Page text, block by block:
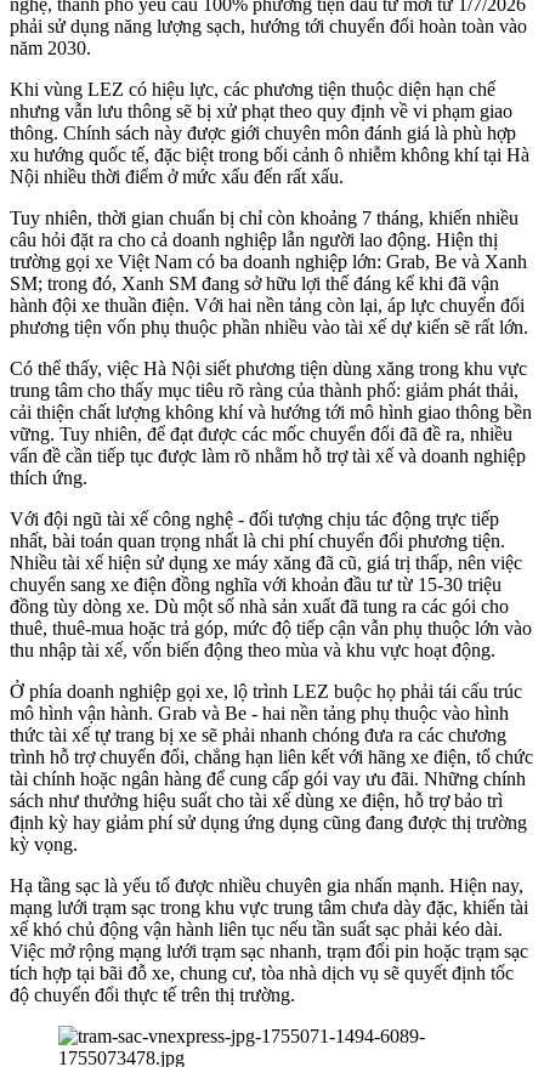
phải sử dụng năng lượng sạch, hướng tới chuyển đổi hoàn toàn vào
năm 2030.
Khi vùng LEZ có hiệu lực, các phương tiện thuộc diện hạn chế
nhưng vẫn lưu thông sẽ bị xử phạt theo quy định về vi phạm giao
thông. Chính sách này được giới chuyên môn đánh giá là phù hợp
xu hướng quốc tế, đặc biệt trong bối cảnh ô nhiễm không khí tại Hà
Nội nhiều thời điểm ở mức xấu đến rất xấu.
Tuy nhiên, thời gian chuẩn bị chỉ còn khoảng 7 tháng, khiến nhiều
câu hỏi đặt ra cho cả doanh nghiệp lẫn người lao động. Hiện thị
trường gọi xe Việt Nam có ba doanh nghiệp lớn: Grab, Be và Xanh
SM; trong đó, Xanh SM đang sở hữu lợi thế đáng kể khi đã vận
hành đội xe thuần điện. Với hai nền tảng còn lại, áp lực chuyển đổi
phương tiện vốn phụ thuộc phần nhiều vào tài xế dự kiến sẽ rất lớn.
Có thể thấy, việc Hà Nội siết phương tiện dùng xăng trong khu vực
trung tâm cho thấy mục tiêu rõ ràng của thành phố: giảm phát thải,
cải thiện chất lượng không khí và hướng tới mô hình giao thông bền
vững. Tuy nhiên, để đạt được các mốc chuyển đổi đã đề ra, nhiều
vấn đề cần tiếp tục được làm rõ nhằm hỗ trợ tài xế và doanh nghiệp
thích ứng.
Với đội ngũ tài xế công nghệ - đối tượng chịu tác động trực tiếp
nhất, bài toán quan trọng nhất là chi phí chuyển đổi phương tiện.
Nhiều tài xế hiện sử dụng xe máy xăng đã cũ, giá trị thấp, nên việc
chuyển sang xe điện đồng nghĩa với khoản đầu tư từ 15-30 triệu
đồng tùy dòng xe. Dù một số nhà sản xuất đã tung ra các gói cho
thuê, thuê-mua hoặc trả góp, mức độ tiếp cận vẫn phụ thuộc lớn vào
thu nhập tài xế, vốn biến động theo mùa và khu vực hoạt động.
Ở phía doanh nghiệp gọi xe, lộ trình LEZ buộc họ phải tái cấu trúc
mô hình vận hành. Grab và Be - hai nền tảng phụ thuộc vào hình
thức tài xế tự trang bị xe sẽ phải nhanh chóng đưa ra các chương
trình hỗ trợ chuyển đổi, chẳng hạn liên kết với hãng xe điện, tổ chức
tài chính hoặc ngân hàng để cung cấp gói vay ưu đãi. Những chính
sách như thưởng hiệu suất cho tài xế dùng xe điện, hỗ trợ bảo trì
định kỳ hay giảm phí sử dụng ứng dụng cũng đang được thị trường
kỳ vọng.
Hạ tầng sạc là yếu tố được nhiều chuyên gia nhấn mạnh. Hiện nay,
mạng lưới trạm sạc trong khu vực trung tâm chưa dày đặc, khiến tài
xế khó chủ động vận hành liên tục nếu tần suất sạc phải kéo dài.
Việc mở rộng mạng lưới trạm sạc nhanh, trạm đổi pin hoặc trạm sạc
tích hợp tại bãi đỗ xe, chung cư, tòa nhà dịch vụ sẽ quyết định tốc
độ chuyển đổi thực tế trên thị trường.